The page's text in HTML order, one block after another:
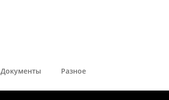
Документы Разное